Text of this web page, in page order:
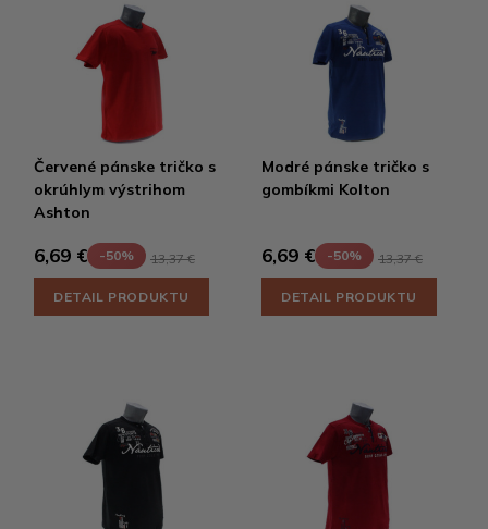
Červené pánske tričko s
okrúhlym výstrihom
Ashton
6,69 € -50% 13,37 €
DETAIL PRODUKTU
Modré pánske tričko s
gombíkmi Kolton
6,69 € -50% 13,37 €
DETAIL PRODUKTU